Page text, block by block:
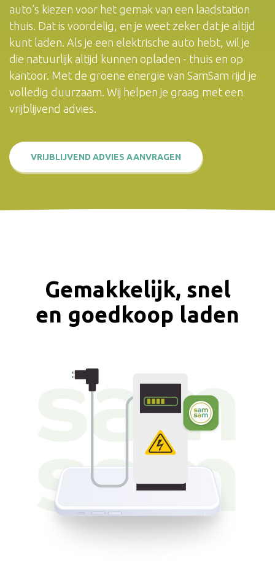
auto’s kiezen voor het gemak van een laadstation
thuis. Dat is voordelig, en je weet zeker dat je altijd
kunt laden. Als je een elektrische auto hebt, wil je
die natuurlijk altijd kunnen opladen - thuis en op
kantoor. Met de groene energie van SamSam rijd je
volledig duurzaam. Wij helpen je graag met een
vrijblijvend advies.
VRIJBLIJVEND ADVIES AANVRAGEN
Gemakkelijk, snel
en goedkoop laden